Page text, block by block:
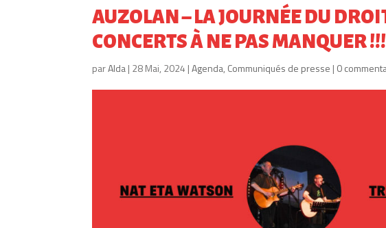
AUZOLAN – LA JOURNÉE DU
CONCERTS À NE PAS MANQUER !!!
parAlda| 28 Mai, 2024 |Agenda, Communiqués de presse | 0